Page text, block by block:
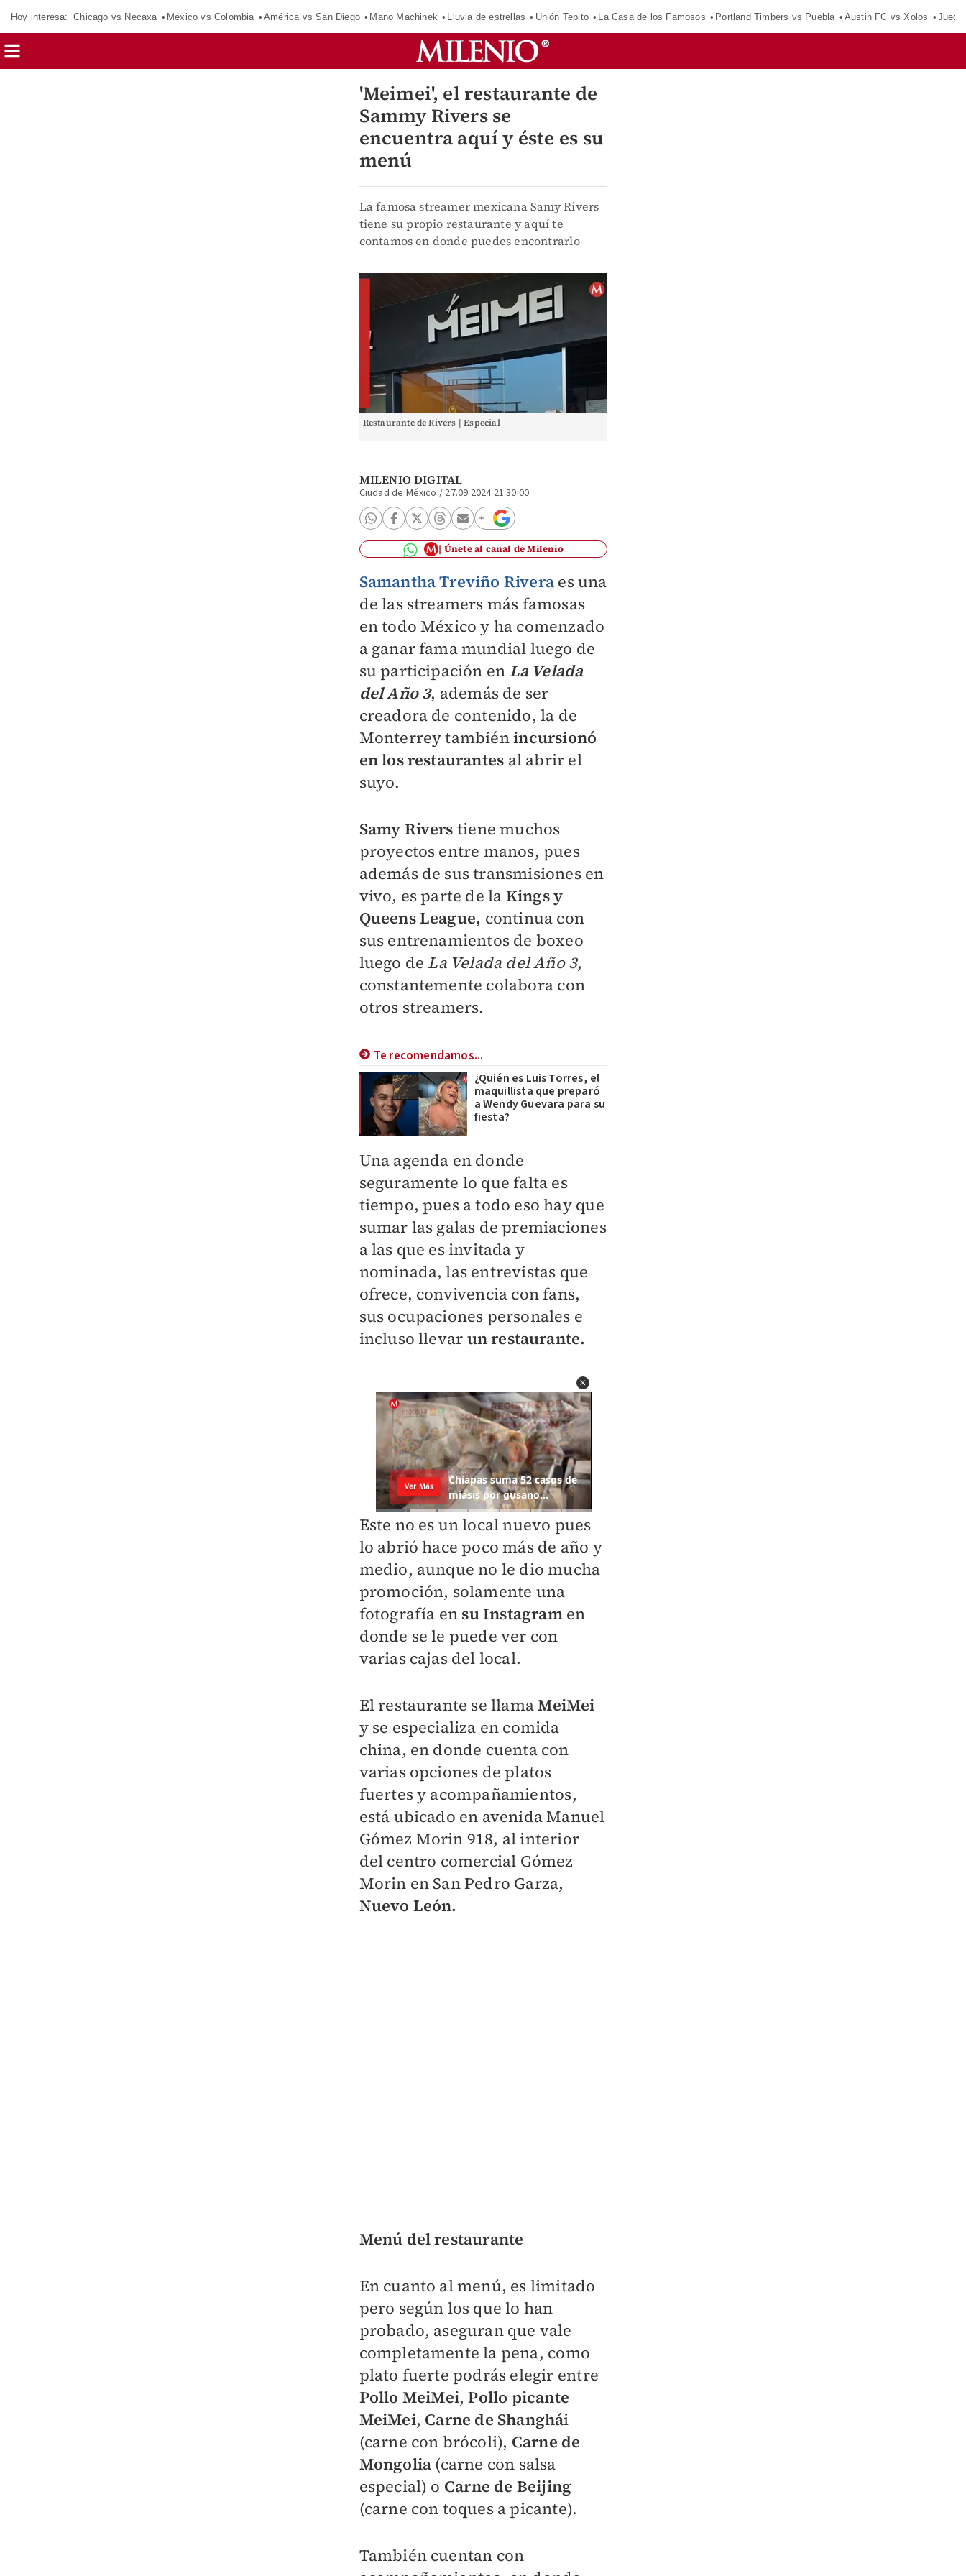
Hoy interesa: Chicago vs Necaxa México vs Colombia América vs San Diego Mano Machinek Lluvia de estrellas Unión Tepito La Casa de los Famosos Portland Timbers vs Puebla Austin FC vs Xolos
'Meimei', el restaurante de
Sammy Rivers se
encuentra aquí y éste es su
menú
La famosa streamer mexicana Samy Rivers
tiene su propio restaurante y aquí te
contamos en donde puedes encontrarlo
Restaurante de Rivers | Especial
MILENIO DIGITAL
Ciudad de México / 27.09.2024 21:30:00
Únete al canal de Milenio
Samantha Treviño Rivera es una
de las streamers más famosas
en todo México y ha comenzado
a ganar fama mundial luego de
su participación en La Velada
del Año 3, además de ser
creadora de contenido, la de
Monterrey tambiénincursionó
en los restaurantes al abrir el
suyo.
Samy Rivers tiene muchos
proyectos entre manos, pues
además de sus transmisiones en
vivo, es parte de la Kings y
Queens League, continua con
sus entrenamientos de boxeo
luego de La Velada del Año 3,
constantemente colabora con
otros streamers.
Te recomendamos...
¿Quién es Luis Torres, el
maquillista que preparó
a Wendy Guevara para su
fiesta?
Una agenda en donde
seguramente lo que falta es
tiempo, pues a todo eso hay que
sumar las galas de premiaciones
a las que es invitada y
nominada, las entrevistas que
ofrece, convivencia con fans,
sus ocupaciones personales e
incluso llevar un restaurante.
Este no es un local nuevo pues
lo abrió hace poco más de año y
medio, aunque no le dio mucha
promoción, solamente una
fotografía en su Instagramen
donde se le puede ver con
varias cajas del local.
El restaurante se llamaMeiMei
y se especializa en comida
china, en donde cuenta con
varias opciones de platos
fuertes y acompañamientos,
está ubicado en avenida Manuel
Gómez Morin 918, al interior
del centro comercial Gómez
Morin en San Pedro Garza,
Nuevo León.
Menú del restaurante
En cuanto al menú, es limitado
pero según los que lo han
probado, aseguran que vale
completamente la pena, como
plato fuerte podrás elegir entre
Pollo MeiMei,Pollo picante
MeiMei, Carne de Shanghái
(carne con brócoli), Carne de
Mongolia (carne con salsa
especial) o Carne de Beijing
(carne con toques a picante).
También cuentan con